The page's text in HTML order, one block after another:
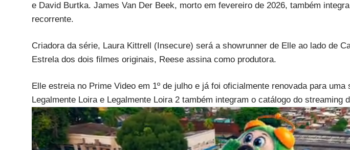
e David Burtka. James Van Der Beek, morto em fevereiro de 2026, também
recorrente.
Criadora da série, Laura Kittrell (Insecure) será a showrunner de Elle ao lado de
Estrela dos dois filmes originais, Reese assina como produtora.
Elle estreia no Prime Video em 1º de julho e já foi oficialmente renovada para uma
Legalmente Loira e Legalmente Loira 2 também integram o catálogo do streaming